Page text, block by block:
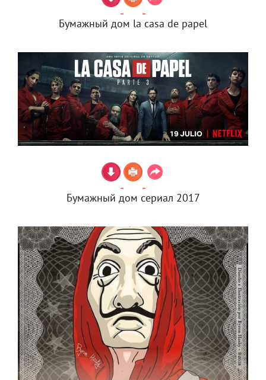
Бумажный дом la casa de papel
Бумажный дом сериал 2017